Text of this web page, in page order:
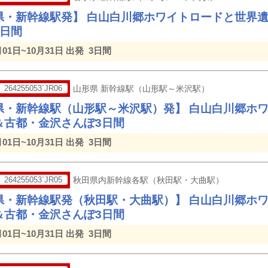
・新幹線駅発】 白山白川郷ホワイトロードと世界
間
01日~10月31日 出発 3日間
264255053`JR06 山形県 新幹線駅（山形駅～米沢駅）
・新幹線駅（山形駅～米沢駅）発】 白山白川郷ホ
古都・金沢さんぽ3日間
01日~10月31日 出発 3日間
264255053`JR05 秋田県内新幹線各駅（秋田駅・大曲駅）
・新幹線駅発（秋田駅・大曲駅）】 白山白川郷ホ
古都・金沢さんぽ3日間
01日~10月31日 出発 3日間